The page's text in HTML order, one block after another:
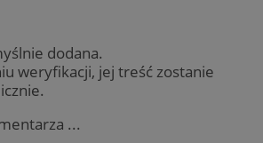
dodana.
weryfikacji, jej treść zostanie
...